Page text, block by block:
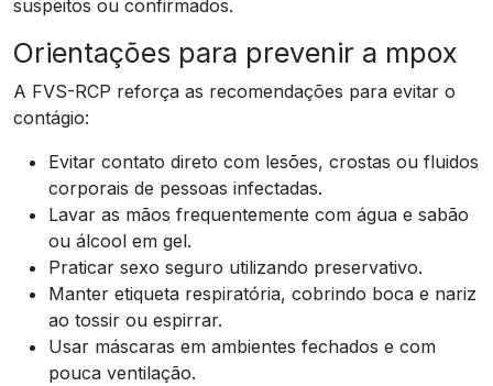
suspeitos ou confirmados.
Orientações para prevenir a mpox
A FVS-RCP reforça as recomendações para evitar o
contágio:
Evitar contato direto com lesões, crostas ou fluidos
corporais de pessoas infectadas.
Lavar as mãos frequentemente com água e sabão
ou álcool em gel.
Praticar sexo seguro utilizando preservativo.
Manter etiqueta respiratória, cobrindo boca e nariz
ao tossir ou espirrar.
Usar máscaras em ambientes fechados e com
pouca ventilação.